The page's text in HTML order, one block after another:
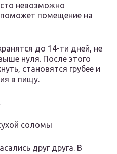
невозможно
поможет помещение на
до 14-ти дней, не
нуля. После этого
становятся грубее и
в пищу.
соломы
друг друга. В